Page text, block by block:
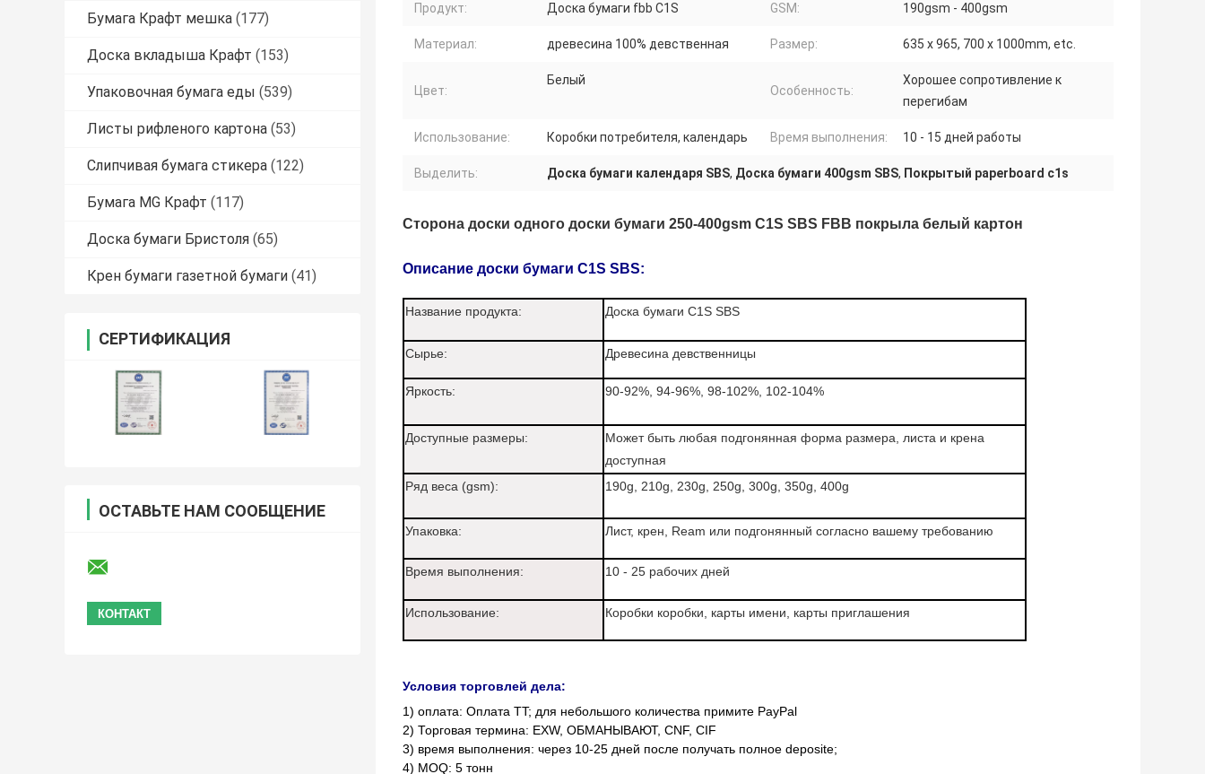
Бумага Крафт мешка (177)
Доска вкладыша Крафт (153)
Упаковочная бумага еды (539)
Листы рифленого картона (53)
Слипчивая бумага стикера (122)
Бумага MG Крафт (117)
Доска бумаги Бристоля (65)
Крен бумаги газетной бумаги (41)
СЕРТИФИКАЦИЯ
ОСТАВЬТЕ НАМ СООБЩЕНИЕ
Продукт: Доска бумаги fbb C1S GSM: 190gsm - 400gsm
Материал: древесина 100% девственная Размер: 635 x 965, 700 x 1000mm, etc.
Цвет:
Белый
Особенность:
Хорошее сопротивление к
перегибам
Использование: Коробки потребителя, календарь Время выполнения: 10 - 15 дней работы
Выделить: Доска бумаги календаря SBS, Доска бумаги 400gsm SBS, Покрытый paperboard c1s
Сторона доски одного доски бумаги 250-400gsm C1S SBS FBB покрыла белый картон
Описание доски бумаги C1S SBS:
Название продукта: Доска бумаги C1S SBS
Сырье: Древесина девственницы
Яркость: 90-92%, 94-96%, 98-102%, 102-104%
Доступные размеры:
Может быть любая подгонянная форма размера, листа и крена
доступная
Ряд веса (gsm):
190g, 210g, 230g, 250g, 300g, 350g, 400g
Упаковка: Лист, крен, Ream или подгонянный согласно вашему требованию
Время выполнения: 10 - 25 рабочих дней
Использование: Коробки коробки, карты имени, карты приглашения
Условия торговлей дела:
1) оплата: Оплата TT; для небольшого количества примите PayPal
2) Торговая термина: EXW, ОБМАНЫВАЮТ, CNF, CIF
3) время выполнения: через 10-25 дней после получать полное deposite;
4) MOQ: 5 тонн